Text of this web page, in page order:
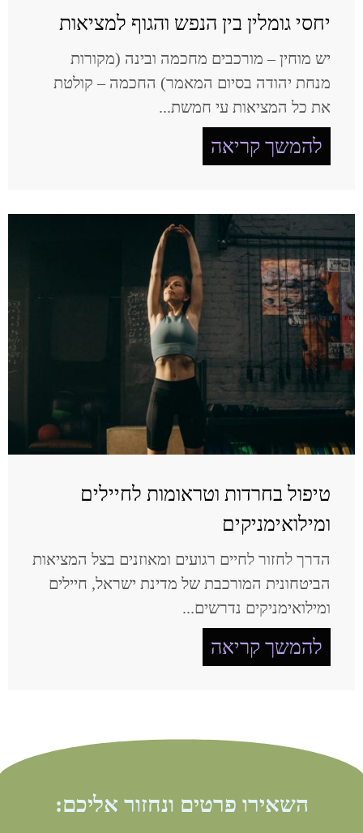
יחסי גומלין בין הנפש והגוף למציאות
יש מוחין – מורכבים מחכמה ובינה (מקורות
מנחת יהודה בסיום המאמר) החכמה – קולטת
את כל המציאות עי חמשת...
להמשך קריאה
טיפול בחרדות וטראומות לחיילים
ומילואימניקים
הדרך לחזור לחיים רגועים ומאוזנים בצל המציאות
הביטחונית המורכבת של מדינת ישראל, חיילים
ומילואימניקים נדרשים...
להמשך קריאה
השאירו פרטים ונחזור אליכם: